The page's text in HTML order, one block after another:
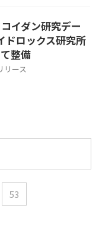
イダン研究デー
ロックス研究所
整備
リース
53